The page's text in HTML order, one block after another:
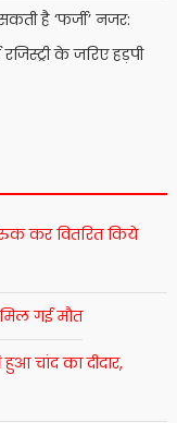
है ‘फर्जी’ नजर:
के जरिए हड़पी
कर वितरित किये
गई मौत
चांद का दीदार,